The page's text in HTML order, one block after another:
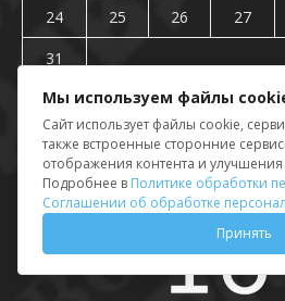
24
25 26 27
31
« Июл
Мы используем файлы
Сайт использует файлы cookie,
также встроенные сторонние
отображения контента и улучшения
Подробнее в Политике обработки
Соглашении об обработке
Принять